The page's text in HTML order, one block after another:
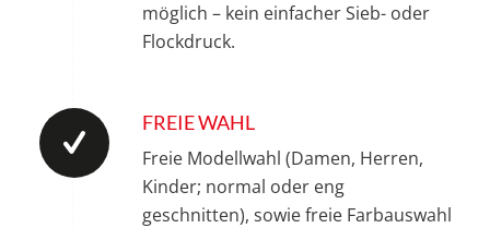
möglich – kein einfacher Sieb- oder
Flockdruck.
FREIE WAHL
Freie Modellwahl (Damen, Herren,
Kinder; normal oder eng
geschnitten), sowie freie Farbauswahl